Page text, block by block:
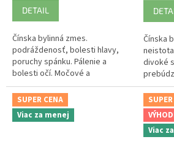
DETAIL
Čínska bylinná zmes.
podráždenosť, bolesti hlavy,
poruchy spánku. Pálenie a
bolesti očí. Močové a
gynekologické zápaly s pálením.
Kožné zápaly, opar.
Čínska
divoké
SUPER CENA
Viac za menej
Viac